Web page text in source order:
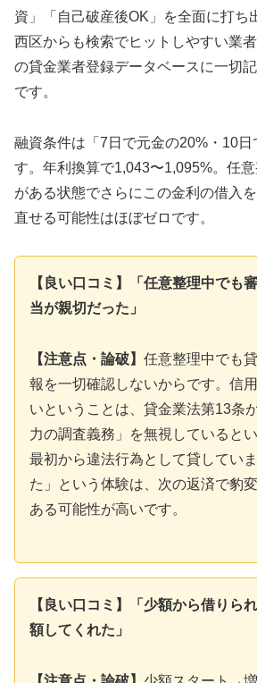
資」「自己破産後OK」を全面に打ち
西区からも検索でヒットしやすい業
の貸金業者登録データベースに一切
です。
融資条件は「7日で元金の20%・10
す。年利換算で1,043〜1,095%。任
がある状態でさらにこの金利の借入
直せる可能性はほぼゼロです。
【良い口コミ】「任意整理中でも
当が親切だった」
【注意点・論破】 任意整理中でも
報を一切確認しないからです。信
いということは、貸金業法第13条
力の調査義務」を無視していると
最初から違法行為として貸してい
た」という体験は、次の返済で豹
ある可能性が高いです。
【良い口コミ】「少額から借りら
額してくれた」